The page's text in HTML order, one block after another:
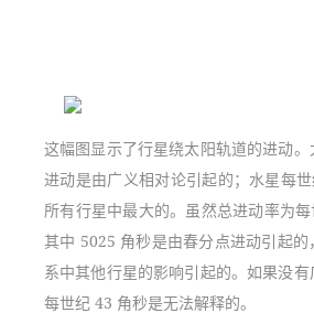
这幅图显示了行星绕太阳轨道的进动
进动是由广义相对论引起的；水星每
所有行星中最大的。虽然总进动率为
其中 5025 角秒是由春分点进动引起
系中其他行星的影响引起的。如果没
每世纪 43 角秒是无法解释的。